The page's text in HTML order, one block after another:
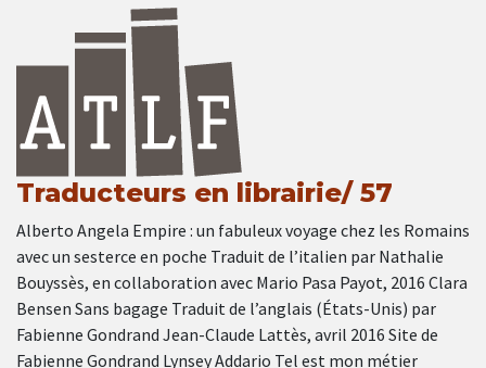
Traducteurs en librairie/ 57
Alberto Angela Empire : un fabuleux voyage chez les Romains
avec un sesterce en poche Traduit de l’italien par Nathalie
Bouyssès, en collaboration avec Mario Pasa Payot, 2016 Clara
Bensen Sans bagage Traduit de l’anglais (États-Unis) par
Fabienne Gondrand Jean-Claude Lattès, avril 2016 Site de
Fabienne Gondrand Lynsey Addario Tel est mon métier